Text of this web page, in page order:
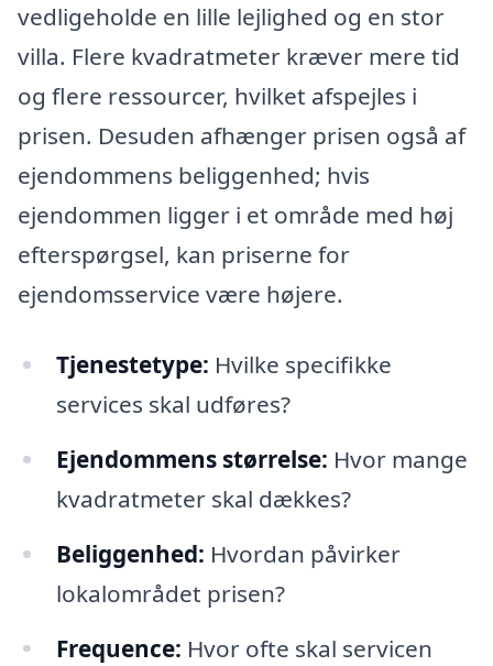
vedligeholde en lille lejlighed og en stor
villa. Flere kvadratmeter kræver mere tid
og flere ressourcer, hvilket afspejles i
prisen. Desuden afhænger prisen også af
ejendommens beliggenhed; hvis
ejendommen ligger i et område med høj
efterspørgsel, kan priserne for
ejendomsservice være højere.
Tjenestetype: Hvilke specifikke
services skal udføres?
Ejendommens størrelse: Hvor mange
kvadratmeter skal dækkes?
Beliggenhed: Hvordan påvirker
lokalområdet prisen?
Frequence: Hvor ofte skal servicen